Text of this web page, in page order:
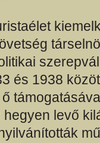
és 1938
levő